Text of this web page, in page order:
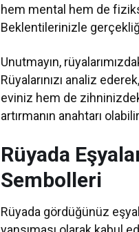
hem mental hem de
Beklentilerinizle
Unutmayın,
Rüyalarınızı analiz
eviniz hem de
artırmanın anahtarı
Rüyada
Sembolleri
Rüyada gördüğünüz